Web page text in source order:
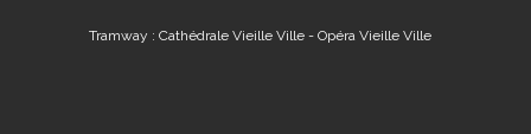
Tramway : Cathédrale Vieille Ville - Opéra Vieille Ville